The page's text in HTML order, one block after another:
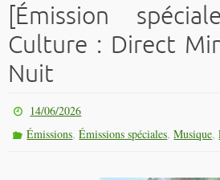
[Émission
Culture : Direct
Nuit
14/06/2026
Émissions,Émissions spéciales,Musique,